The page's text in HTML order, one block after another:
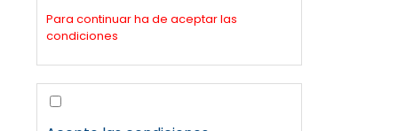
Para continuar ha de aceptar las
condiciones